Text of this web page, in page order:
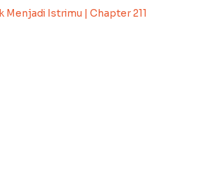
Menjadi Istrimu | Chapter 211